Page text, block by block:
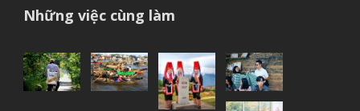
Những việc cùng làm